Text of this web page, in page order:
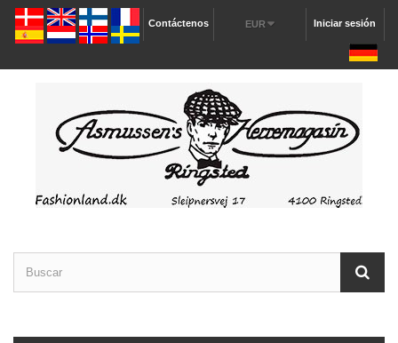
Iniciar sesión
EUR
Contáctenos